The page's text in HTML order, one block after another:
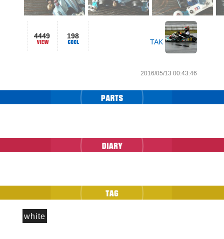
4449 198
TAK
2016/05/13 00:43:46
white